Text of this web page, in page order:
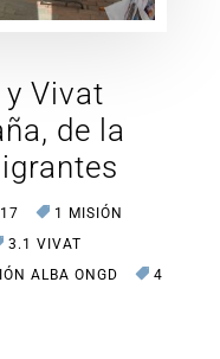
y Vivat
de la
1 MISIÓN
3.1 VIVAT
ALBA ONGD
4